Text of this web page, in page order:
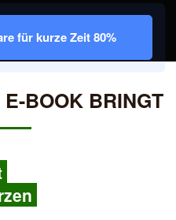
für kurze Zeit 80%
BOOK BRINGT